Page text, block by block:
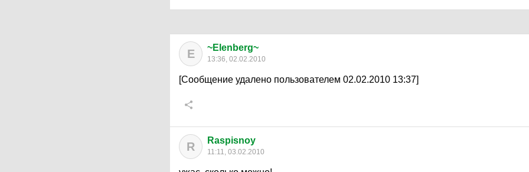
E ~Elenberg~
13:36, 02.02.2010
[Сообщение удалено пользователем 02.02.2010 13:37]
R Raspisnoy
11:11, 03.02.2010